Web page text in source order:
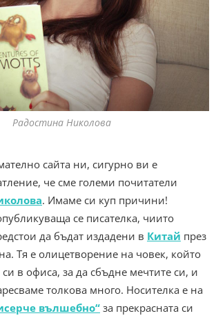
Радостина Николова
сайта ни, сигурно ви е
че сме големи почитатели
. Имаме си куп причини!
се писателка, чиито
да бъдат издадени в Китай през
Тя е олицетворение на човек, който
си в офиса, за да сбъдне мечтите си, и
толкова много. Носителка е на
вълшебно“ за прекрасната си